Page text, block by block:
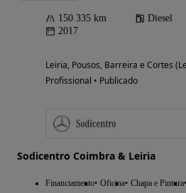
150 335 km Diesel
2017
Leiria, Pousos, Barreira e Cortes
Profissional • Publicado
Sodicentro Coimbra & Leiria
Financiamento Oficina Chapa e Pintura